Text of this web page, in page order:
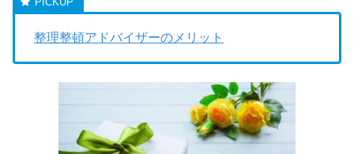
整理整頓アドバイザーのメリット